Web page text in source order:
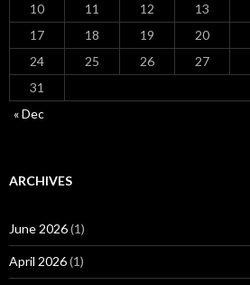
10
11 12 13
17
18 19 20
24
25 26 27
31
« Dec
ARCHIVES
June 2026(1)
April 2026(1)